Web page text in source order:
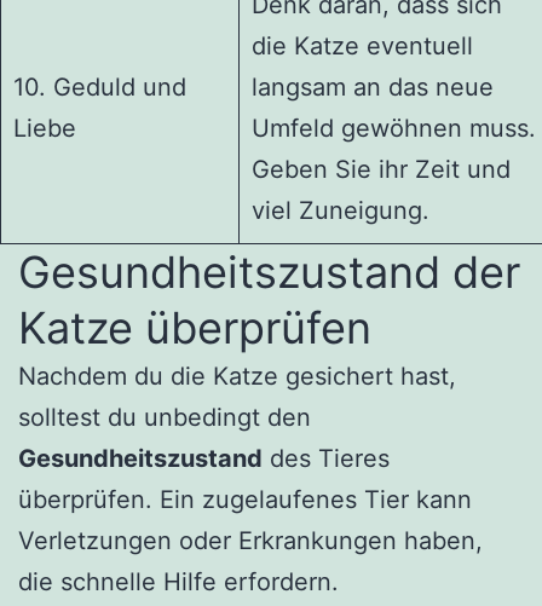
10. Geduld und
Liebe
die Katze eventuell
langsam an das neue
Umfeld gewöhnen muss.
Geben Sie ihr Zeit und
viel Zuneigung.
Gesundheitszustand der
Katze überprüfen
Nachdem du die Katze gesichert hast,
solltest du unbedingt den
Gesundheitszustand des Tieres
überprüfen. Ein zugelaufenes Tier kann
Verletzungen oder Erkrankungen haben,
die schnelle Hilfe erfordern.